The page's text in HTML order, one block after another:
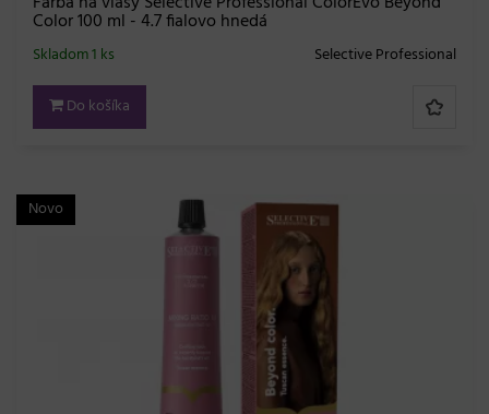
Color 100 ml - 4.7 fialovo hnedá
Selective Professional
Skladom 1 ks
Do košíka
Novo